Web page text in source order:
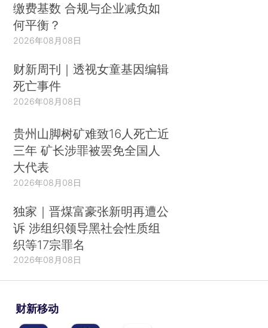
缴费基数 合规与企业减负如
何平衡？
2026年08月08日
财新周刊｜透视女童基因编辑
死亡事件
2026年08月08日
贵州山脚树矿难致16人死亡近
三年 矿长涉罪被罢免全国人
大代表
2026年08月08日
独家｜晋煤富豪张新明再遭公
诉 涉组织领导黑社会性质组
织等17宗罪名
2026年08月08日
财新移动